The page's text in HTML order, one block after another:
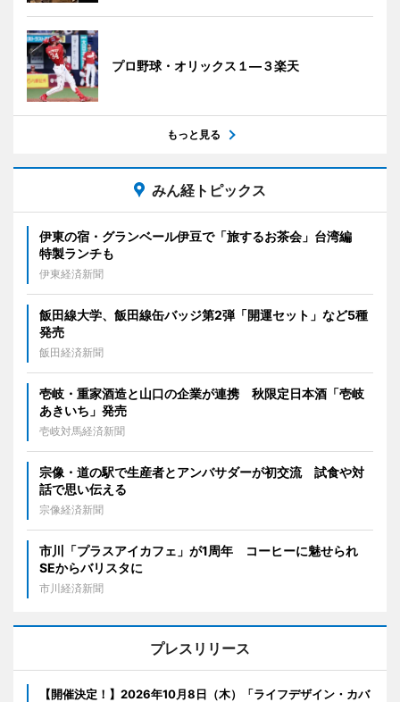
プロ野球・オリックス１―３楽天
もっと見る
みん経トピックス
伊東の宿・グランベール伊豆で「旅するお茶会」台湾編
特製ランチも
伊東経済新聞
飯田線大学、飯田線缶バッジ第2弾「開運セット」など5種
発売
飯田経済新聞
壱岐・重家酒造と山口の企業が連携 秋限定日本酒「壱岐
あきいち」発売
壱岐対馬経済新聞
宗像・道の駅で生産者とアンバサダーが初交流 試食や対
話で思い伝える
宗像経済新聞
市川「プラスアイカフェ」が1周年 コーヒーに魅せられ
SEからバリスタに
市川経済新聞
プレスリリース
【開催決定！】2026年10月8日（木）「ライフデザイン・カバ